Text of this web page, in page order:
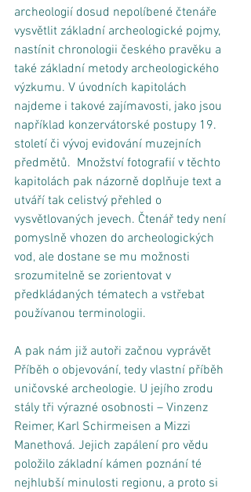
archeologií dosud nepolíbené čtenáře
vysvětlit základní archeologické pojmy,
nastínit chronologii českého pravěku a
také základní metody archeologického
výzkumu. V úvodních kapitolách
najdeme i takové zajímavosti, jako jsou
například konzervátorské postupy 19.
století či vývoj evidování muzejních
předmětů.  Množství fotografií v těchto
kapitolách pak názorně doplňuje text a
utváří tak celistvý přehled o
vysvětlovaných jevech. Čtenář tedy není
pomyslně vhozen do archeologických
vod, ale dostane se mu možnosti
srozumitelně se zorientovat v
předkládaných tématech a vstřebat
používanou terminologii.
A pak nám již autoři začnou vyprávět
Příběh o objevování, tedy vlastní příběh
uničovské archeologie. U jejího zrodu
stály tři výrazné osobnosti – Vinzenz
Reimer, Karl Schirmeisen a Mizzi
Manethová. Jejich zapálení pro vědu
položilo základní kámen poznání té
nejhlubší minulosti regionu, a proto si